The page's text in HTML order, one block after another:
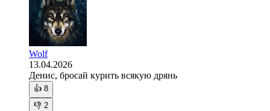
Wolf
13.04.2026
Денис, бросай курить всякую дрянь
👍 8
👎 2